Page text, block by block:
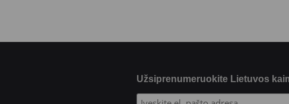
Užsiprenumeruokite Lietuvos